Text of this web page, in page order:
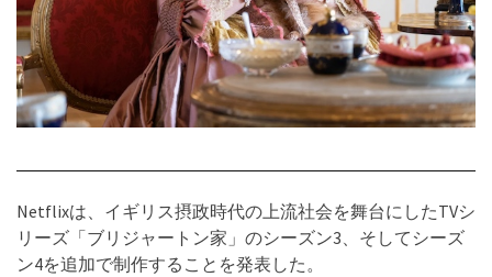
Netflixは、イギリス摂政時代の上流社会を舞台にしたTVシ
リーズ「ブリジャートン家」のシーズン3、そしてシーズ
ン4を追加で制作することを発表した。